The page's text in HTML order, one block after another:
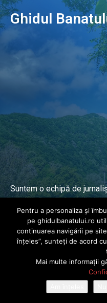
Ghidul
Suntem o echipă de
ani.
© Ghidul Banatului 2025.
Pentru a personaliza și
pe ghidulbanatului.ro
continuarea navigării pe
înțeles”, sunteți de acord
Mai multe informații